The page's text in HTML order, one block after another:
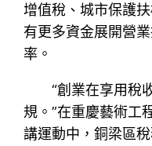
增值稅、城市保護
有更多資金展開營
率。
“創業在享用稅
規。”在重慶藝術工
講運動中，銅梁區